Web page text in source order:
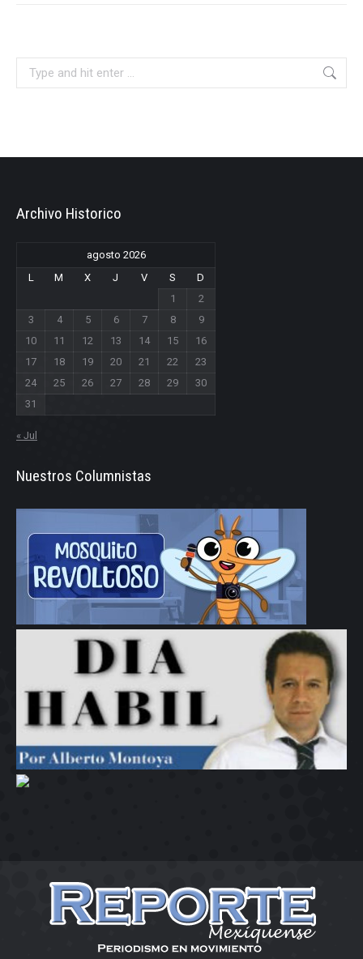
Archivo Historico
agosto 2026
L
M X J V S
D
1
2
3
4 5 6 7 8
9
10
11 12 13 14 15
16
17
18 19 20 21 22
23
24
25 26 27 28 29
30
31
« Jul
Nuestros Columnistas